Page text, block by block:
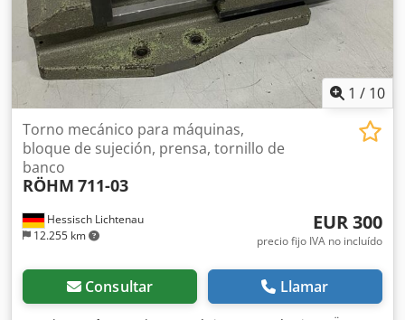
1 / 10
Hessisch Lichtenau
12.255 km
Torno mecánico para máquinas,
bloque de sujeción, prensa, tornillo de
banco
RÖHM 711-03
EUR 300
precio fijo IVA no incluído
Consultar Llamar